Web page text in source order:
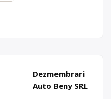
Dezmembrari
Auto Beny SRL